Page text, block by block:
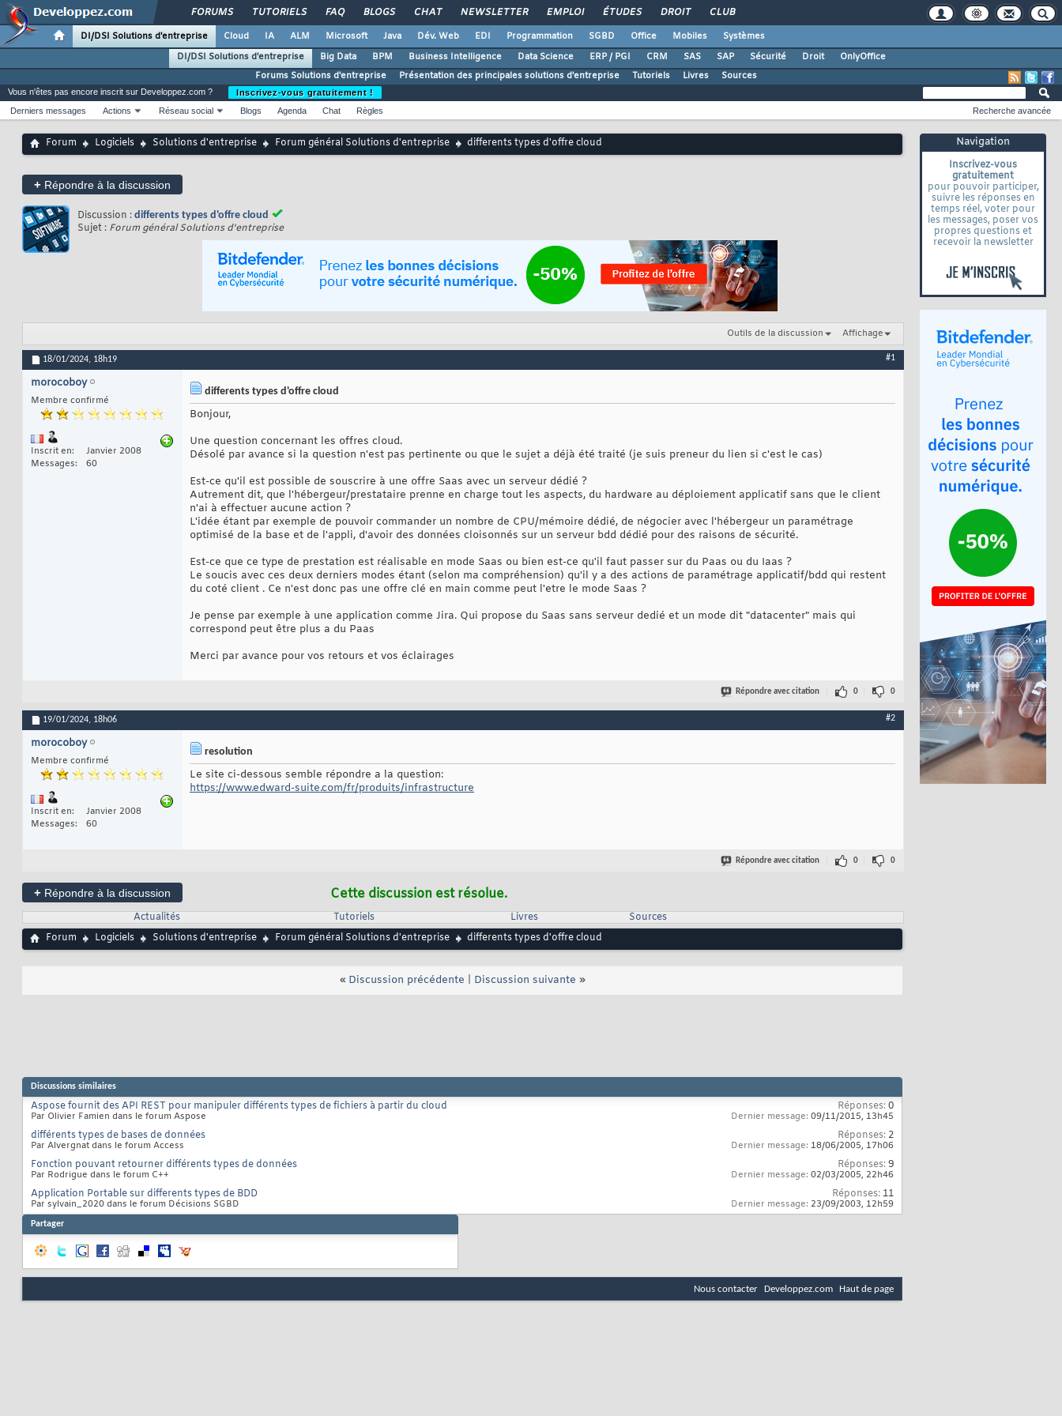
FORUMS TUTORIELS FAQ BLOGS CHAT NEWSLETTER EMPLOI ÉTUDES DROIT CLUB
DI/DSI Solutions d'entreprise Cloud IA ALM Microsoft Java Dév. Web EDI Programmation SGBD Office Mobiles
Systèmes
DI/DSI Solutions d'entreprise
Big Data BPM Business Intelligence Data Science ERP / PGI CRM SAS SAP Sécurité Droit
OnlyOffice
Forums Solutions d'entreprise
Présentation des principales solutions d'entreprise Tutoriels Livres Sources
Navigation
Inscrivez-vous
gratuitement
pour pouvoir participer,
suivre les réponses en
temps réel, voter pour
les messages, poser vos
propres questions et
recevoir la newsletter
Vous n'êtes pas encore inscrit sur Developpez.com ?
Inscrivez-vous gratuitement !
Derniers messages
Actions Réseau social Blogs Agenda Chat Règles Recherche avancée
Forum Logiciels Solutions d'entreprise Forum général Solutions d'entreprise differents types d'offre cloud
+ Répondre à la discussion
Discussion : differents types d'offre cloud
Sujet : Forum général Solutions d'entreprise
Outils de la discussion Affichage
18/01/2024, 18h19 #1
morocoboy
Membre confirmé
Inscrit en
Janvier 2008
Messages
60
differents types d'offre cloud
Bonjour,
Une question concernant les offres cloud.
Désolé par avance si la question n'est pas pertinente ou que le sujet a déjà été traité (je suis preneur du lien si c'est le cas)
Est-ce qu'il est possible de souscrire à une offre Saas avec un serveur dédié ?
Autrement dit, que l'hébergeur/prestataire prenne en charge tout les aspects, du hardware au déploiement applicatif sans que le client
n'ai à effectuer aucune action ?
L'idée étant par exemple de pouvoir commander un nombre de CPU/mémoire dédié, de négocier avec l'hébergeur un paramétrage
optimisé de la base et de l'appli, d'avoir des données cloisonnés sur un serveur bdd dédié pour des raisons de sécurité.
Est-ce que ce type de prestation est réalisable en mode Saas ou bien est-ce qu'il faut passer sur du Paas ou du Iaas ?
Le soucis avec ces deux derniers modes étant (selon ma compréhension) qu'il y a des actions de paramétrage applicatif/bdd qui restent
du coté client . Ce n'est donc pas une offre clé en main comme peut l'etre le mode Saas ?
Je pense par exemple à une application comme Jira. Qui propose du Saas sans serveur dedié et un mode dit "datacenter" mais qui
correspond peut être plus a du Paas
Merci par avance pour vos retours et vos éclairages
Répondre avec citation 0 0
19/01/2024, 18h06 #2
morocoboy
Membre confirmé
Inscrit en
Janvier 2008
Messages
60
resolution
Le site ci-dessous semble répondre a la question:
https://www.edward-suite.com/fr/produits/infrastructure
Répondre avec citation 0 0
+ Répondre à la discussion Cette discussion est résolue.
Actualités Tutoriels Livres
Sources
Forum
Logiciels Solutions d'entreprise Forum général Solutions d'entreprise differents types d'offre cloud
« Discussion précédente Discussion suivante »
Discussions similaires
Aspose fournit des API REST pour manipuler différents types de fichiers à partir du cloud
Par Olivier Famien dans le forum Aspose
Réponses:0
Dernier message: 09/11/2015, 13h45
différents types de bases de données
Par Alvergnat dans le forum Access
Réponses: 2
Dernier message: 18/06/2005, 17h06
Fonction pouvant retourner différents types de données
Par Rodrigue dans le forum C++
Réponses:9
Dernier message: 02/03/2005, 22h46
Application Portable sur differents types de BDD
Par sylvain_2020 dans le forum Décisions SGBD
Réponses: 11
Dernier message: 23/09/2003, 12h59
Partager
Nous contacter Developpez.com Haut de page